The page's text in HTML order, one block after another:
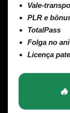
Vale-
PLR e
TotalPass
Folga no
Licença